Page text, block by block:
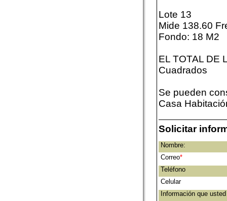
Lote 13
Mide 138.60
Fondo: 18 M2
EL TOTAL DE
Cuadrados
Se pueden
Casa
Solicitar
Nombre:
Correo*
Teléfono
Celular
Información que